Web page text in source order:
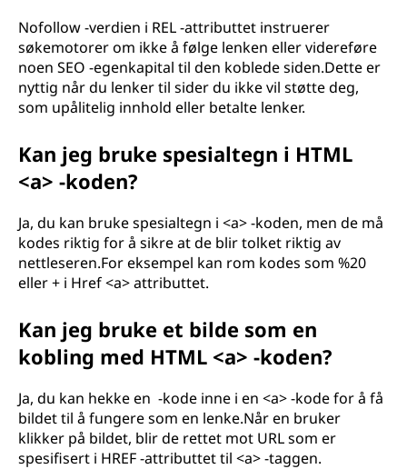
Nofollow -verdien i REL -attributtet instruerer
søkemotorer om ikke å følge lenken eller videreføre
noen SEO -egenkapital til den koblede siden.Dette er
nyttig når du lenker til sider du ikke vil støtte deg,
som upålitelig innhold eller betalte lenker.
Kan jeg bruke spesialtegn i HTML
<a> -koden?
Ja, du kan bruke spesialtegn i <a> -koden, men de må
kodes riktig for å sikre at de blir tolket riktig av
nettleseren.For eksempel kan rom kodes som %20
eller + i Href <a> attributtet.
Kan jeg bruke et bilde som en
kobling med HTML <a> -koden?
Ja, du kan hekke en -kode inne i en <a> -kode for å få
bildet til å fungere som en lenke.Når en bruker
klikker på bildet, blir de rettet mot URL som er
spesifisert i HREF -attributtet til <a> -taggen.